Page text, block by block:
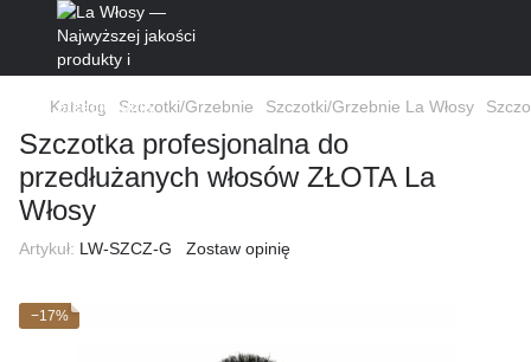
Katalog Szczotki/Grzebnie Szczotki/Grzebnie La Włosy
Szczotka profesjonalna do
przedłużanych włosów ZŁOTA La
Włosy
Artykuł: LW-SZCZ-G Zostaw opinię
−17%